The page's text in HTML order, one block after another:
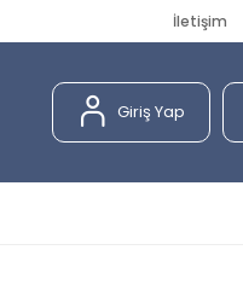
İletişim
Giriş Yap